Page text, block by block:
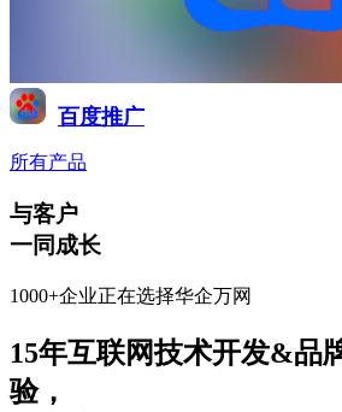
百度推广
所有产品
与客户
一同成长
1000+企业正在选择华企万网
15年互联网技术开发&品
验，